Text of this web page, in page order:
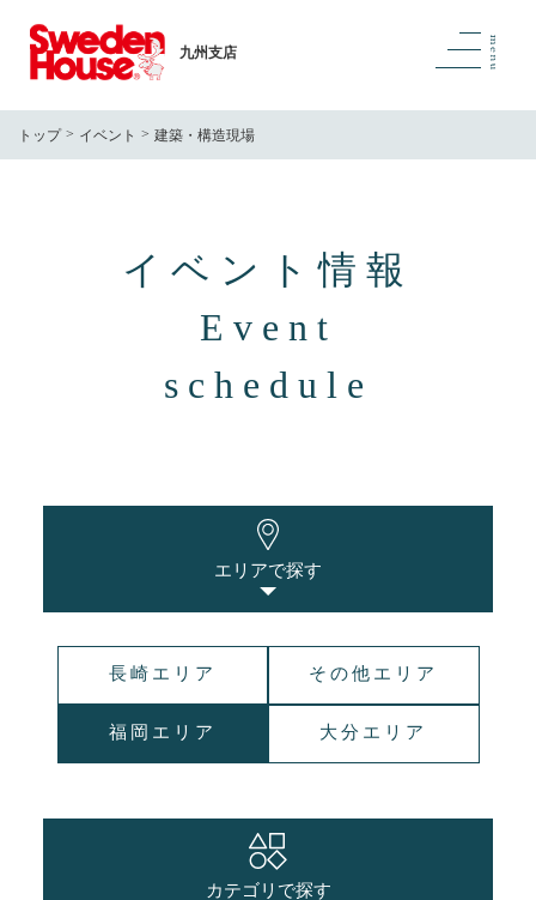
九州支店
トップ イベント 建築・構造現場
イベント情報
Event
schedule
エリアで探す
長崎エリア その他エリア
福岡エリア 大分エリア
カテゴリで探す